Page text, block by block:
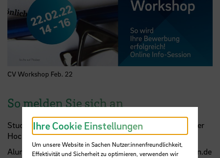
CV Workshop Feb. 22
So melden Sie sich an
Studierende können sich über das zentrale Jobportal der
Hochschule Bremen, Career Gate, anmelden.
Alumni einfach per Email an careerservice@hs-bremen.de
Ihre Cookie Einstellungen
Um unsere Website in Sachen Nutzer:innenfreundlichkeit,
Effektivität und Sicherheit zu optimieren, verwenden wir